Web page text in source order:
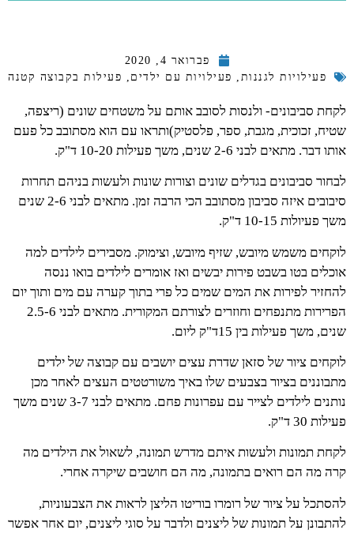
פברואר 4, 2020
פעילויות לגננות
פעילויות עם ילדים פעילות בקבוצה קטנה
לקחת סביבונים- ולנסות לסובב אותם על משטחים שונים (ריצפה,
שטיח, זכוכית, מגבת, ספר, פלסטיק)ותראו עם הוא מסתובב כל פעם
אותו דבר. מתאים לבני 2-6 שנים, משך פעילות 10-20 ד"ק.
לבחור סביבונים בגדלים שונים וצורות שונות ולעשות בניהם תחרות
סיבובים איזה סביבון מסתובב הכי הרבה זמן. מתאים לבני 2-6 שנים
משך פעיולות 10-15 ד"ק.
לוקחים משמש מיובש, שזיף מיובש, וצימוק. מסבירים לילדים למה
אוכלים בטו בשבט פירות יבשים ואז אומרים לילדים בואו ננסה
להחזיר לפירות את המים שמים כל פרי בתוך קערה עם מים ותוך יום
הפרירות מתנפחים וחוזרים לצורתם המקורית. מתאים לבני 2.5-6
שנים, משך פעילות בין 15ד"ק ליום.
לוקחים ציור של סזאן שדרת עצים יושבים עם קבוצה של ילדים
מתבוננים בציור בצבעים שלו באיך משורטטים העצים לאחר מכן
נותנים לילדים לצייר עם עפרונות פחם. מתאים לבני 3-7 שנים משך
פעילות 30 ד"ק.
לקחת תמונות ולעשות איתם מדרש תמונה, לשאול את הילדים מה
קרה מה הם רואים בתמונה, מה הם חושבים שיקרה אחרי.
להסתכל על ציור של רומרו בוריטו הליצן לראות את הצבעוניות,
להתבונן על תמונות של ליצנים ולדבר על סוגי ליצנים, יום אחר אפשר